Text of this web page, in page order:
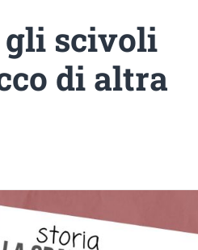
gli scivoli
di altra